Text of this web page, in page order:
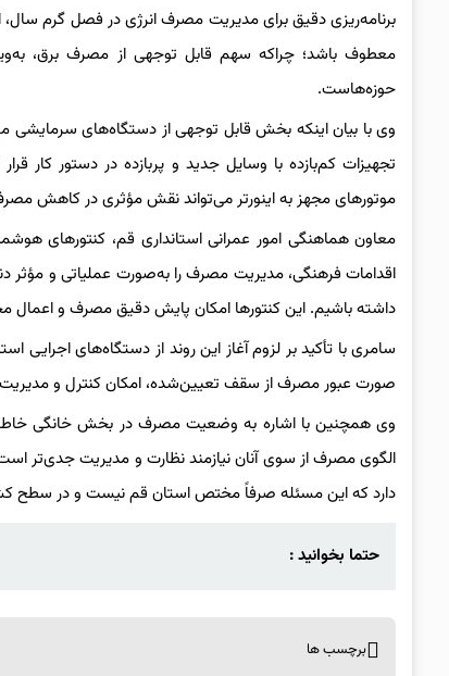
برنامه‌ریزی دقیق برای مدیریت مصرف انرژی در فصل گرم
معطوف باشد؛ چراکه سهم قابل توجهی از مصرف برق،
حوزه‌هاست.
وی با بیان اینکه بخش قابل توجهی از دستگاه‌های سرمایشی
تجهیزات کم‌بازده با وسایل جدید و پربازده در دستور کار
موتورهای مجهز به اینورتر می‌تواند نقش مؤثری در کاهش
معاون هماهنگی امور عمرانی استانداری قم، کنتورهای
اقدامات فرهنگی، مدیریت مصرف را به‌صورت عملیاتی و مؤثر
داشته باشیم. این کنتورها امکان پایش دقیق مصرف و اعمال
سامری با تأکید بر لزوم آغاز این روند از دستگاه‌های
صورت عبور مصرف از سقف تعیین‌شده، امکان کنترل و
وی همچنین با اشاره به وضعیت مصرف در بخش خانگی
الگوی مصرف از سوی آنان نیازمند نظارت و مدیریت جدی‌تر
دارد که این مسئله صرفاً مختص استان قم نیست و در سطح
حتما بخوانید :
برچسب ها